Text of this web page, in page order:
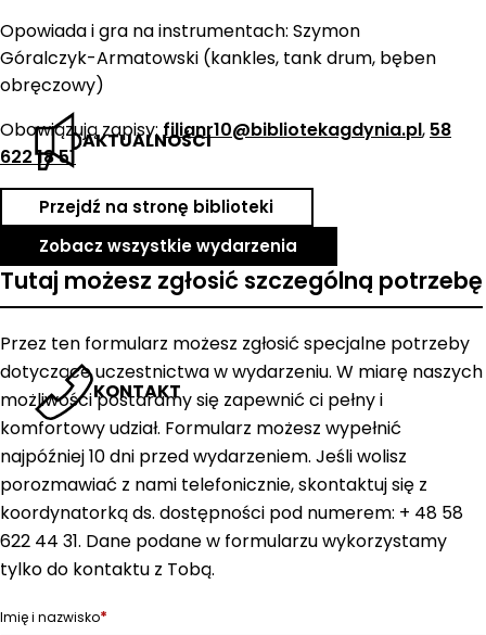
AKTUALNOŚCI
KONTAKT
Opowiada i gra na instrumentach: Szymon
Góralczyk-Armatowski (kankles, tank drum, bęben
obręczowy)
Obowiązują zapisy:filianr10@bibliotekagdynia.pl, 58
622 18 51
Przejdź na stronę biblioteki
Zobacz wszystkie wydarzenia
Tutaj możesz zgłosić szczególną potrzebę
Przez ten formularz możesz zgłosić specjalne potrzeby
dotyczące uczestnictwa w wydarzeniu. W miarę naszych
możliwości postaramy się zapewnić ci pełny i
komfortowy udział. Formularz możesz wypełnić
najpóźniej 10 dni przed wydarzeniem. Jeśli wolisz
porozmawiać z nami telefonicznie, skontaktuj się z
koordynatorką ds. dostępności pod numerem: + 48 58
622 44 31. Dane podane w formularzu wykorzystamy
tylko do kontaktu z Tobą.
Imię i nazwisko*